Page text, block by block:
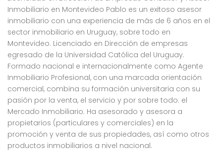
Inmobiliario en Montevideo Pablo es un exitoso asesor
inmobiliario con una experiencia de más de 6 años en el
sector inmobiliario en Uruguay, sobre todo en
Montevideo. Licenciado en Dirección de empresas
egresado de la Universidad Católica del Uruguay.
Formado nacional e internacionalmente como Agente
Inmobiliario Profesional, con una marcada orientación
comercial, combina su formación universitaria con su
pasión por la venta, el servicio y por sobre todo: el
Mercado Inmobiliario. Ha asesorado y asesora a
propietarios (particulares y comerciales) en la
promoción y venta de sus propiedades, así como otros
productos inmobiliarios a nivel nacional.